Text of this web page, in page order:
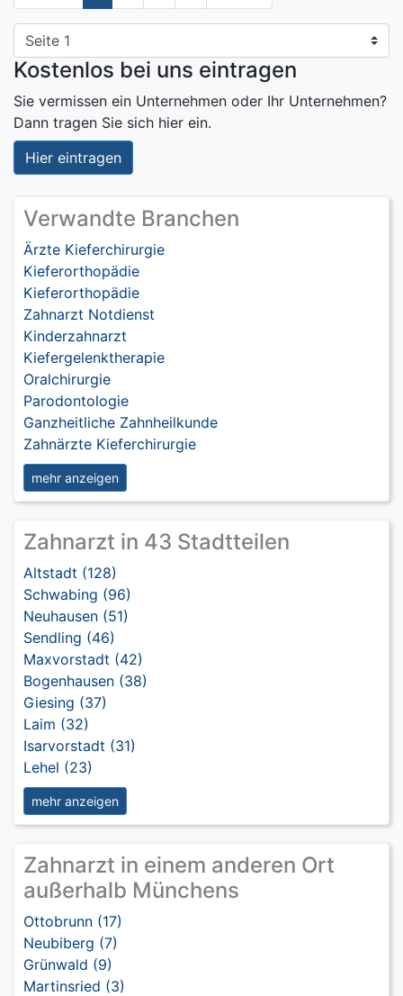
Kostenlos bei uns eintragen
Sie vermissen ein Unternehmen oder Ihr Unternehmen?
Dann tragen Sie sich hier ein.
Hier eintragen
Verwandte Branchen
Ärzte Kieferchirurgie
Kieferorthopädie
Kieferorthopädie
Zahnarzt Notdienst
Kinderzahnarzt
Kiefergelenktherapie
Oralchirurgie
Parodontologie
Ganzheitliche Zahnheilkunde
Zahnärzte Kieferchirurgie
mehr anzeigen
Zahnarzt in 43 Stadtteilen
Altstadt (128)
Schwabing (96)
Neuhausen (51)
Sendling (46)
Maxvorstadt (42)
Bogenhausen (38)
Giesing (37)
Laim (32)
Isarvorstadt (31)
Lehel (23)
mehr anzeigen
Zahnarzt in einem anderen Ort
außerhalb Münchens
Ottobrunn (17)
Neubiberg (7)
Grünwald (9)
Martinsried (3)